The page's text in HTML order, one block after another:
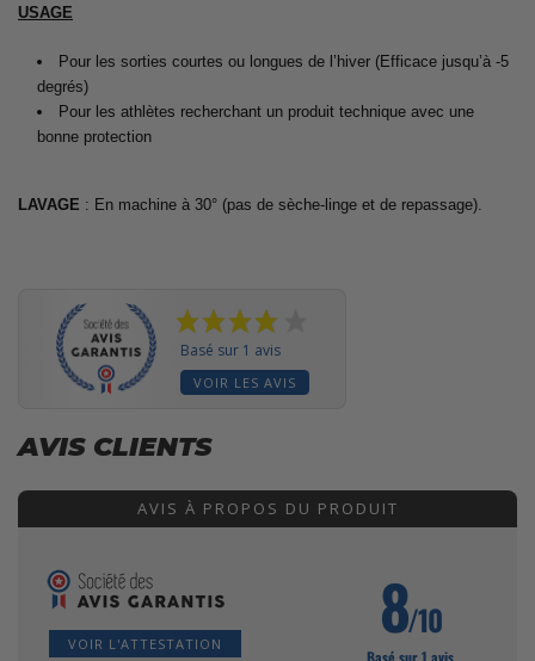
USAGE
Pour les sorties courtes ou longues de l’hiver (Efficace jusqu’à -5
degrés)
Pour les athlètes recherchant un produit technique avec une
bonne protection
LAVAGE : En machine à 30° (pas de sèche-linge et de repassage).
Basé sur 1 avis
VOIR LES AVIS
AVIS CLIENTS
AVIS À PROPOS DU PRODUIT
VOIR L'ATTESTATION 8/10
Basé sur 1 avis